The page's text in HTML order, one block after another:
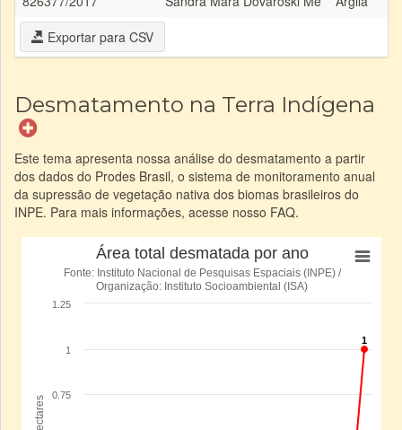
Exportar para CSV
Desmatamento na Terra Indígena
Este tema apresenta nossa análise do desmatamento a partir
dos dados do Prodes Brasil, o sistema de monitoramento anual
da supressão de vegetação nativa dos biomas brasileiros do
INPE. Para mais informações, acesse nosso FAQ.